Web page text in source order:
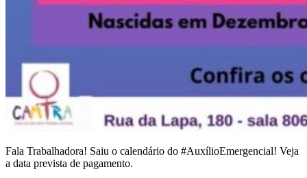
Fala Trabalhadora! Saiu o calendário do #AuxílioEmergencial! Veja
a data prevista de pagamento.